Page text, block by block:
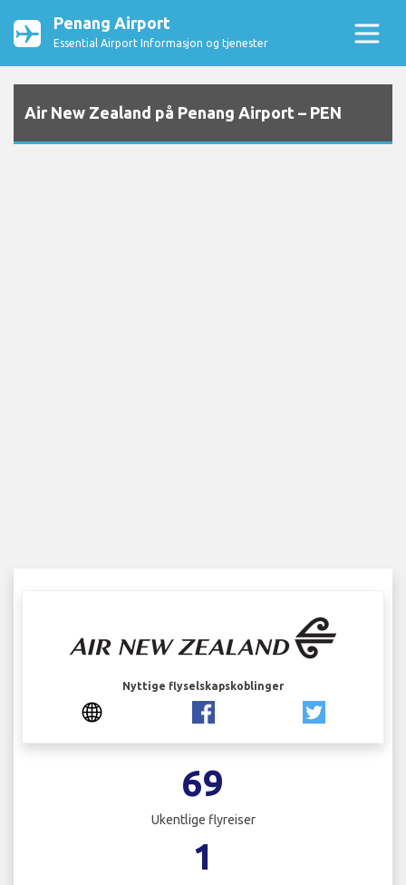
Penang Airport
Essential Airport Informasjon og tjenester
Air New Zealand på Penang Airport – PEN
Nyttige flyselskapskoblinger
69
Ukentlige flyreiser
1